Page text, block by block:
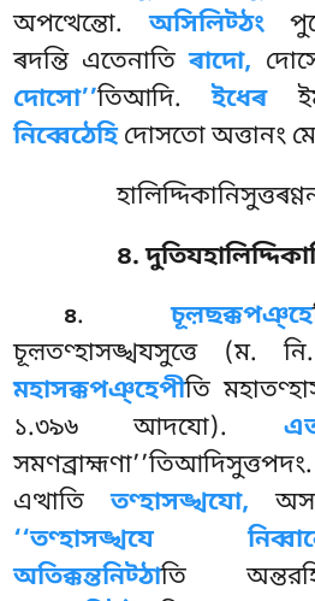
অপত্থেন্তো.অসিলিট্ঠং
ৰদন্তি এতেনাতিৰাদো,
দোসো’’তিআদি.ইধেৰ
নিব্বেঠেহিদোসতো অত্তানং
৪.
৪.চূল়ছক্কপঞ্হে
চূল়তণ্হাসঙ্খযসুত্তে (ম.
মহাসক্কপঞ্হেপীতি
১.৩৯৬ আদযো).
এত্থাতিতণ্হাসঙ্খযো,
‘‘তণ্হাসঙ্খযে
অতিক্কন্তনিট্ঠাতি